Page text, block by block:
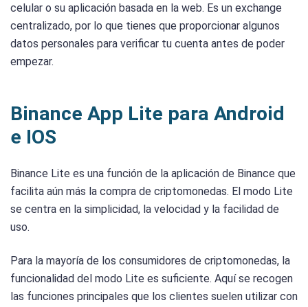
celular o su aplicación basada en la web. Es un exchange
centralizado, por lo que tienes que proporcionar algunos
datos personales para verificar tu cuenta antes de poder
empezar.
Binance App Lite para Android
e IOS
Binance Lite es una función de la aplicación de Binance que
facilita aún más la compra de criptomonedas. El modo Lite
se centra en la simplicidad, la velocidad y la facilidad de
uso.
Para la mayoría de los consumidores de criptomonedas, la
funcionalidad del modo Lite es suficiente. Aquí se recogen
las funciones principales que los clientes suelen utilizar con